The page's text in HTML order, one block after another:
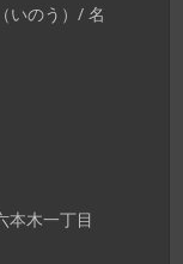
いのう）/ 名
本木一丁目